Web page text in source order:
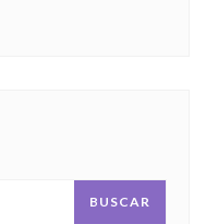
BUSCAR